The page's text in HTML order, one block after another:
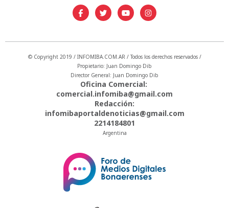
© Copyright 2019 / INFOMIBA.COM.AR / Todos los derechos reservados /
Propietario: Juan Domingo Dib
Director General: Juan Domingo Dib
Oficina Comercial:
comercial.infomiba@gmail.com
Redacción:
infomibaportaldenoticias@gmail.com
2214184801
Argentina